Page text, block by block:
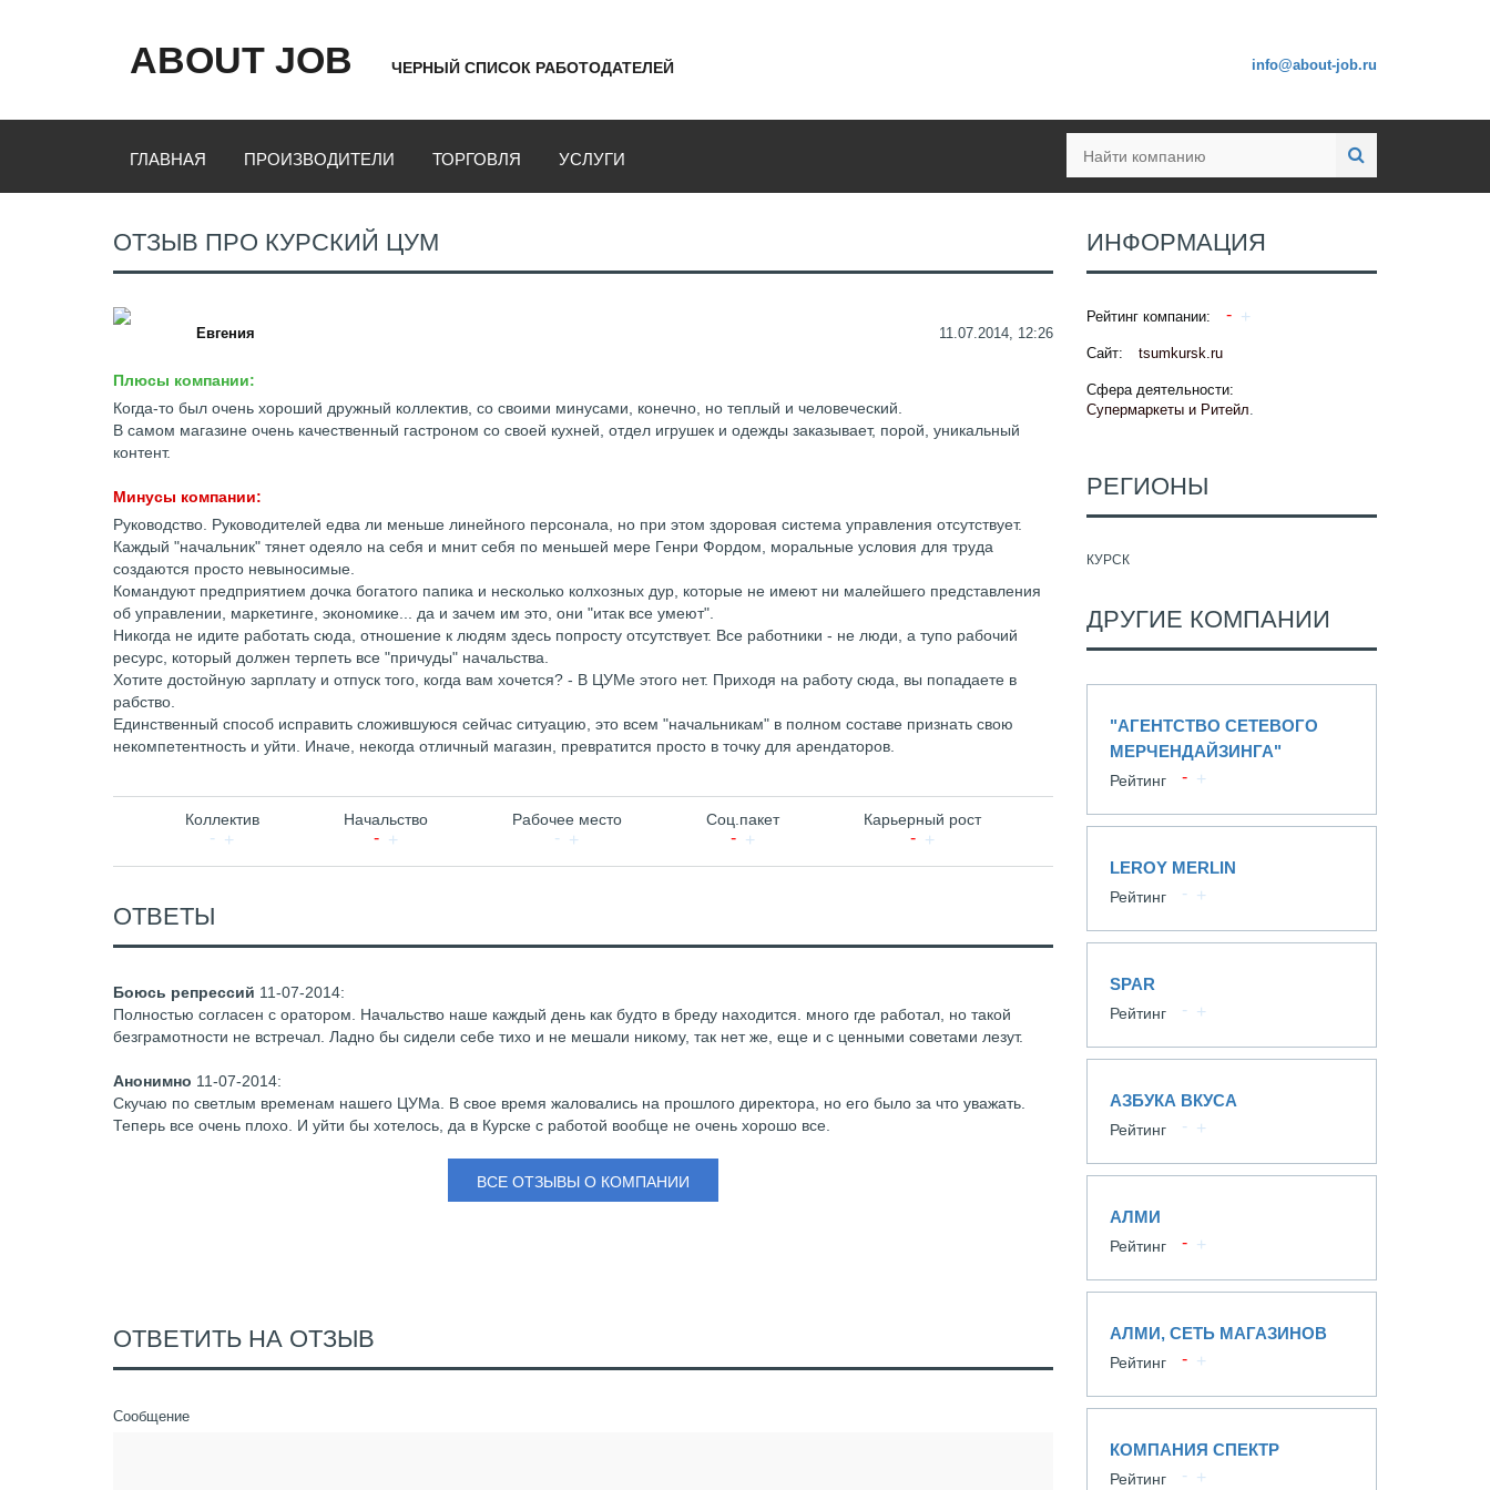
ABOUT JOB ЧЕРНЫЙ СПИСОК РАБОТОДАТЕЛЕЙ info@about-job.ru
ГЛАВНАЯ ПРОИЗВОДИТЕЛИ ТОРГОВЛЯ УСЛУГИ
ОТЗЫВ ПРО КУРСКИЙ ЦУМ
Евгения 11.07.2014, 12:26
Плюсы компании:
Когда-то был очень хороший дружный коллектив, со своими минусами, конечно, но теплый и человеческий.
В самом магазине очень качественный гастроном со своей кухней, отдел игрушек и одежды заказывает, порой, уникальный
контент.
Минусы компании:
Руководство. Руководителей едва ли меньше линейного персонала, но при этом здоровая система управления отсутствует.
Каждый "начальник" тянет одеяло на себя и мнит себя по меньшей мере Генри Фордом, моральные условия для труда
создаются просто невыносимые.
Командуют предприятием дочка богатого папика и несколько колхозных дур, которые не имеют ни малейшего представления
об управлении, маркетинге, экономике... да и зачем им это, они "итак все умеют".
Никогда не идите работать сюда, отношение к людям здесь попросту отсутствует. Все работники - не люди, а тупо рабочий
ресурс, который должен терпеть все "причуды" начальства.
Хотите достойную зарплату и отпуск того, когда вам хочется? - В ЦУМе этого нет. Приходя на работу сюда, вы попадаете в
рабство.
Единственный способ исправить сложившуюся сейчас ситуацию, это всем "начальникам" в полном составе признать свою
некомпетентность и уйти. Иначе, некогда отличный магазин, превратится просто в точку для арендаторов.
Коллектив Начальство Рабочее место Соц.пакет Карьерный рост
ОТВЕТЫ
Боюсь репрессий 11-07-2014:
Полностью согласен с оратором. Начальство наше каждый день как будто в бреду находится. много где работал, но такой
безграмотности не встречал. Ладно бы сидели себе тихо и не мешали никому, так нет же, еще и с ценными советами лезут.
Анонимно 11-07-2014:
Скучаю по светлым временам нашего ЦУМа. В свое время жаловались на прошлого директора, но его было за что уважать.
Теперь все очень плохо. И уйти бы хотелось, да в Курске с работой вообще не очень хорошо все.
ВСЕ ОТЗЫВЫ О КОМПАНИИ
ОТВЕТИТЬ НА ОТЗЫВ
Сообщение
ИНФОРМАЦИЯ
Рейтинг компании:
Сайт: tsumkursk.ru
Сфера деятельности:
Супермаркеты и Ритейл.
РЕГИОНЫ
КУРСК
ДРУГИЕ КОМПАНИИ
"АГЕНТСТВО СЕТЕВОГО
МЕРЧЕНДАЙЗИНГА"
Рейтинг
LEROY MERLIN
Рейтинг
SPAR
Рейтинг
АЗБУКА ВКУСА
Рейтинг
АЛМИ
Рейтинг
АЛМИ, СЕТЬ МАГАЗИНОВ
Рейтинг
КОМПАНИЯ СПЕКТР
Рейтинг